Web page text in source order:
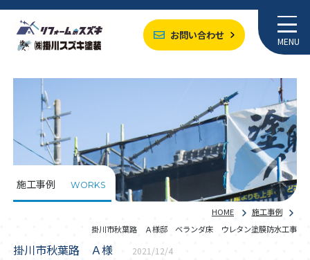
お問い合わせ MENU
施工事例 WORKS
HOME
施工事例
掛川市秋葉路 Ａ様邸 ベランダ床 ウレタン塗膜防水工事
掛川市秋葉路 Ａ様 2021/12/4